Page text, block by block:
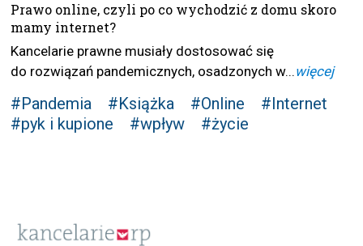
Prawo online, czyli po co wychodzić z domu skoro
mamy internet?
Kancelarie prawne musiały dostosować się
do rozwiązań pandemicznych, osadzonych w...więcej
#Pandemia #Książka #Online
#Internet
#pyk i kupione
#wpływ #życie